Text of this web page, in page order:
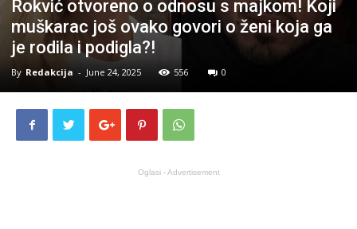
Rokvić otvoreno o odnosu s majkom! Koji
muškarac još ovako govori o ženi koja ga
je rodila i podigla?!
By Redakcija - June 24, 2025 556 0
Oglasi - Advertisement